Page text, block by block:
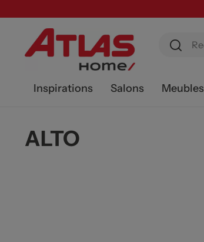
Inspirations Salons Meubles
ALTO